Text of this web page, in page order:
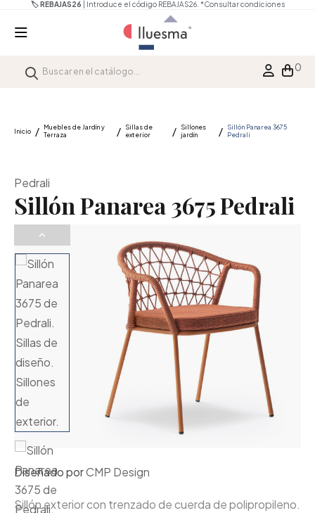
🏷️ REBAJAS26 | Introduce el código REBAJAS26. *Consultar condiciones
0
Inicio
Muebles de Jardín y
Terraza
Sillas de
exterior
Sillones
jardín
Sillón Panarea 3675
Pedrali
Pedrali
Sillón Panarea 3675 Pedrali
Diseñado porCMP Design
Sillón exterior con trenzado de cuerda de polipropileno.